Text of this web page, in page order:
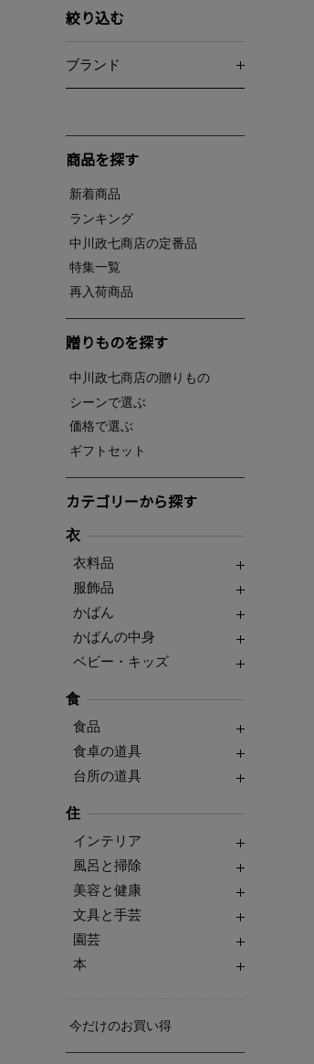
絞り込む
ブランド
商品を探す
新着商品
ランキング
中川政七商店の定番品
特集一覧
再入荷商品
贈りものを探す
中川政七商店の贈りもの
シーンで選ぶ
価格で選ぶ
ギフトセット
カテゴリーから探す
衣
衣料品
服飾品
かばん
かばんの中身
ベビー・キッズ
食
食品
食卓の道具
台所の道具
住
インテリア
風呂と掃除
美容と健康
文具と手芸
園芸
本
今だけのお買い得